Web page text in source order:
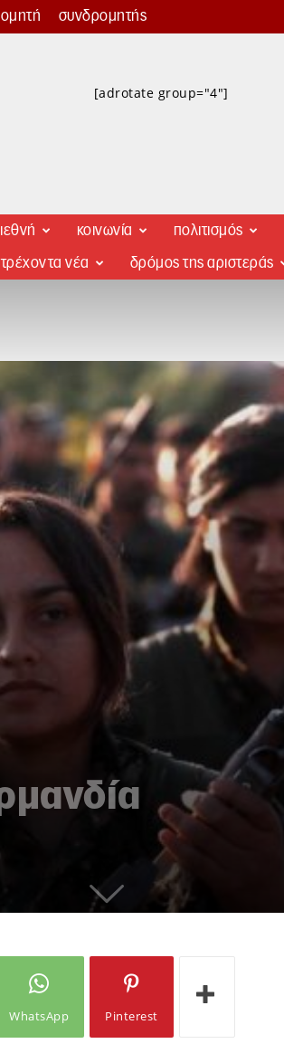
συνδρομητής
[adrotate group="4"]
κοινωνία πολιτισμός
τρέχοντα νέα δρόμος της αριστεράς
WhatsApp Pinterest